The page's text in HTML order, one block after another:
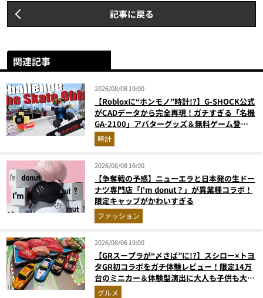
記事に戻る
関連記事
2026/08/08 19:00
【Robloxに“ホンモノ”時計!?】G-SHOCK公式
がCADデータから完全再現！ガチすぎる「名機
GA-2100」アバターグッズ＆無料ゲーム登場
が見逃せない
時計
2026/08/08 16:00
【争奪戦の予感】ニューエラと日本発の生ドー
ナツ専門店「I'm donut？」が異業種コラボ！
限定キャップがかわいすぎる
ファッション
2026/08/06 19:00
【GRスープラが“〆さば”に!?】スシロー×トヨ
タGR初コラボをガチ体験レビュー！限定14万
台のミニカー＆体験型演出に大人も子供も大興
奮間違いなし
グルメ